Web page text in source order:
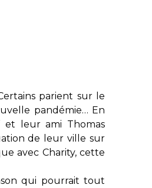
parient sur le
pandémie… En
et leur ami Thomas
de leur ville sur
avec Charity, cette
qui pourrait tout